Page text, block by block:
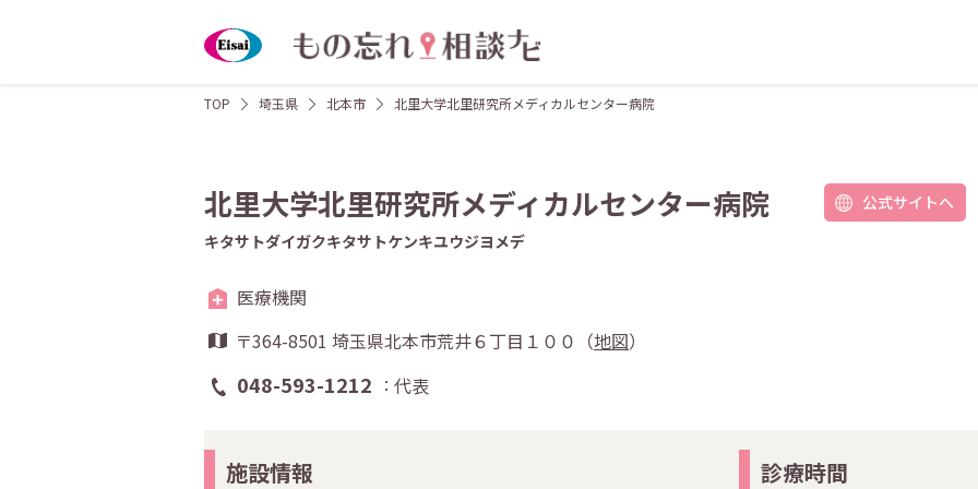
TOP 埼玉県 北本市 北里大学北里研究所メディカルセンター病院
北里大学北里研究所メディカルセンター病院
公式サイトへ
キタサトダイガクキタサトケンキユウジヨメデ
医療機関
〒364-8501 埼玉県北本市荒井６丁目１００（地図）
048-593-1212 代表
施設情報 診療時間